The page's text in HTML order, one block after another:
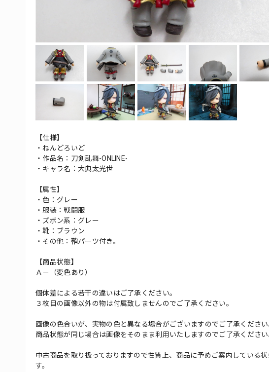
【仕様】
・ねんどろいど
・作品名：刀剣乱舞-ONLINE-
・キャラ名：大典太光世
【属性】
・色：グレー
・服装：戦闘服
・ズボン系：グレー
・靴：ブラウン
・その他：鞘パーツ付き。
【商品状態】
Ａ－（変色あり）
個体差による若干の違いはご了承ください。
３枚目の画像以外の物は付属致しませんのでご了承ください。
画像の色合いが、実物の色と異なる場合がございますのでご了承ください
商品状態が同じ場合は画像をそのまま利用いたしますのでご了承ください
中古商品を取り扱っておりますので性質上、商品に予めご案内している
す。